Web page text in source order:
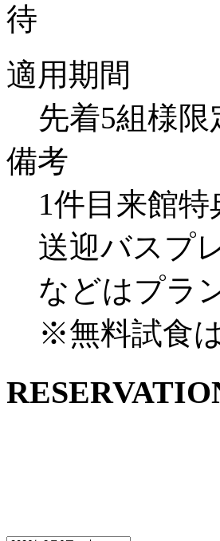
待
適用期間
先着5組様限
備考
1件目来館
送迎バスプ
などはプラ
※無料試食